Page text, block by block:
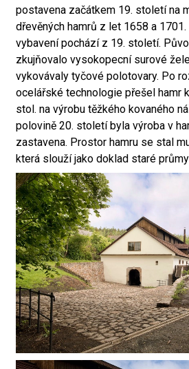
postavena začátkem 19. století na
dřevěných hamrů z let 1658 a
vybavení pochází z 19. století.
zkujňovalo vysokopecní surové
vykovávaly tyčové polotovary. Po
ocelářské technologie přešel hamr
stol. na výrobu těžkého kovaného
polovině 20. století byla výroba v
zastavena. Prostor hamru se stal
která slouží jako doklad staré